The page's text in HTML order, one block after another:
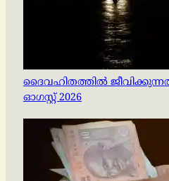
ദൈവഹിതത്തിൽ ജീവിക്കുന്നത്
ഓഗസ്റ്റ് 2026